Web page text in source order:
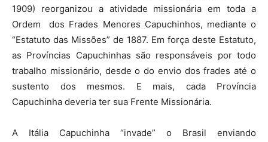
1909) reorganizou a atividade missionária em toda a
Ordem dos Frades Menores Capuchinhos, mediante o
“Estatuto das Missões” de 1887. Em força deste Estatuto,
as Províncias Capuchinhas são responsáveis por todo
trabalho missionário, desde o do envio dos frades até o
sustento dos mesmos. E mais, cada Província
Capuchinha deveria ter sua Frente Missionária.
A Itália Capuchinha “invade” o Brasil enviando